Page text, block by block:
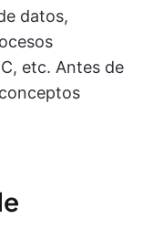
datos,
etc. Antes de